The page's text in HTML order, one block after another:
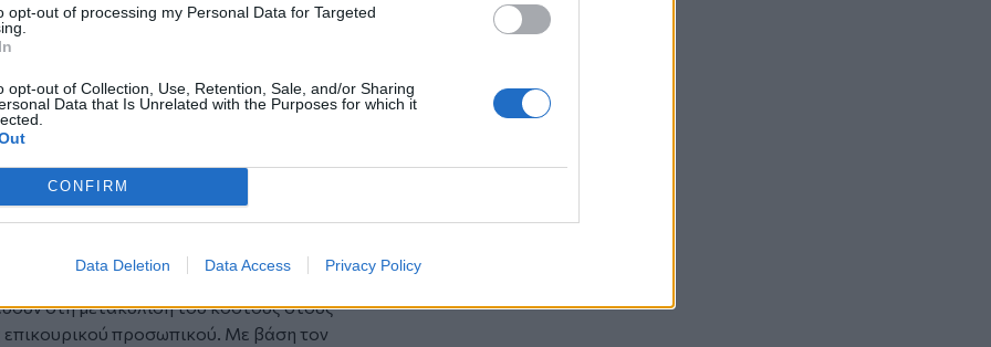
opt-out of processing my Personal Data for Targeted
opt-out of Collection, Use, Retention, Sale, and/or Sharing
Data that Is Unrelated with the Purposes for which it
CONFIRM
Data Deletion Data Access Privacy Policy
και αυξάνουν τον κίνδυνο
φροντίδα υπό αυτές τις συνθήκες.
να αναλάβουν τις ευθύνες τους,
νοσοκομείου και την επάρκεια
οι ασθενείς που χρήζουν
δεν επαρκούν; Το Βενιζέλειο και
Κρήτη και τη Νότια Ελλάδα. Με την
η κατάσταση θα γίνει ακόμα
των διαχρονικά ελλιπέστατων
στη μετακύλιση του κόστους στους
επικουρικού προσωπικού. Με βάση τον